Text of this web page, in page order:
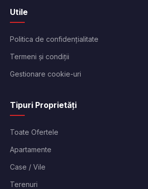
Utile
Politica de confidențialitate
Termeni și condiții
Gestionare cookie-uri
Tipuri Proprietăți
Toate Ofertele
Apartamente
Case / Vile
Terenuri